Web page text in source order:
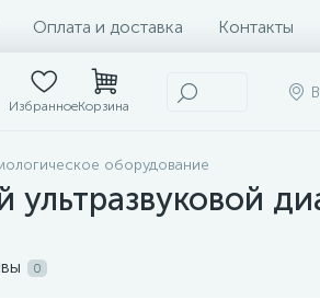
Оплата и доставка Контакты
ИзбранноеКорзина
оборудование
0